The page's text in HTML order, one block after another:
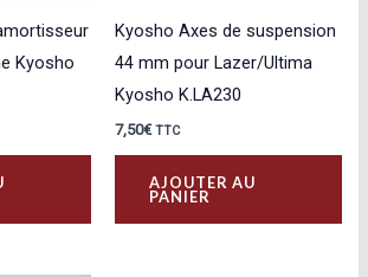
Kyosho
Kyosho Axes de suspension
44 mm pour Lazer/Ultima
Kyosho K.LA230
7,50€ TTC
AJOUTER AU
PANIER